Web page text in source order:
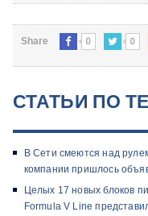
Share 0 0
СТАТЬИ ПО
В Cети смеются над
компании пришлось
Целых 17 новых блоков
Formula V Line